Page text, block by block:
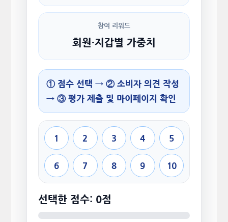
참여 리워드
회원·지갑별 가중치
① 점수 선택 → ② 소비자 의견 작성
→ ③ 평가 제출 및 마이페이지 확인
1 2 3 4 5
6 7 8 9 10
선택한 점수: 0점